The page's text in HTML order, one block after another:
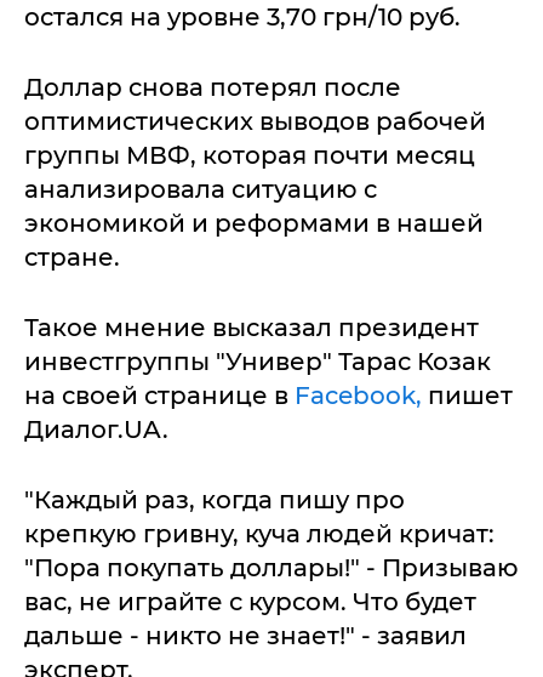
остался на уровне 3,70 грн/10 руб.
Доллар снова потерял после
оптимистических выводов рабочей
группы МВФ, которая почти месяц
анализировала ситуацию с
экономикой и реформами в нашей
стране.
Такое мнение высказал президент
инвестгруппы "Универ" Тарас Козак
на своей странице в Facebook, пишет
Диалог.UA.
"Каждый раз, когда пишу про
крепкую гривну, куча людей кричат:
"Пора покупать доллары!" - Призываю
вас, не играйте с курсом. Что будет
дальше - никто не знает!" - заявил
эксперт.